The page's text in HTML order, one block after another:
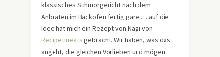
klassisches Schmorgericht nach dem
Anbraten im Backofen fertig gare … auf die
Idee hat mich ein Rezept von Nagi von
Recipetineats gebracht. Wir haben, was das
angeht, die gleichen Vorlieben und mögen